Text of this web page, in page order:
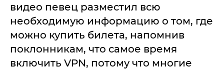
видео певец разместил всю
необходимую информацию о том, где
можно купить билета, напомнив
поклонникам, что самое время
включить VPN, потому что многие